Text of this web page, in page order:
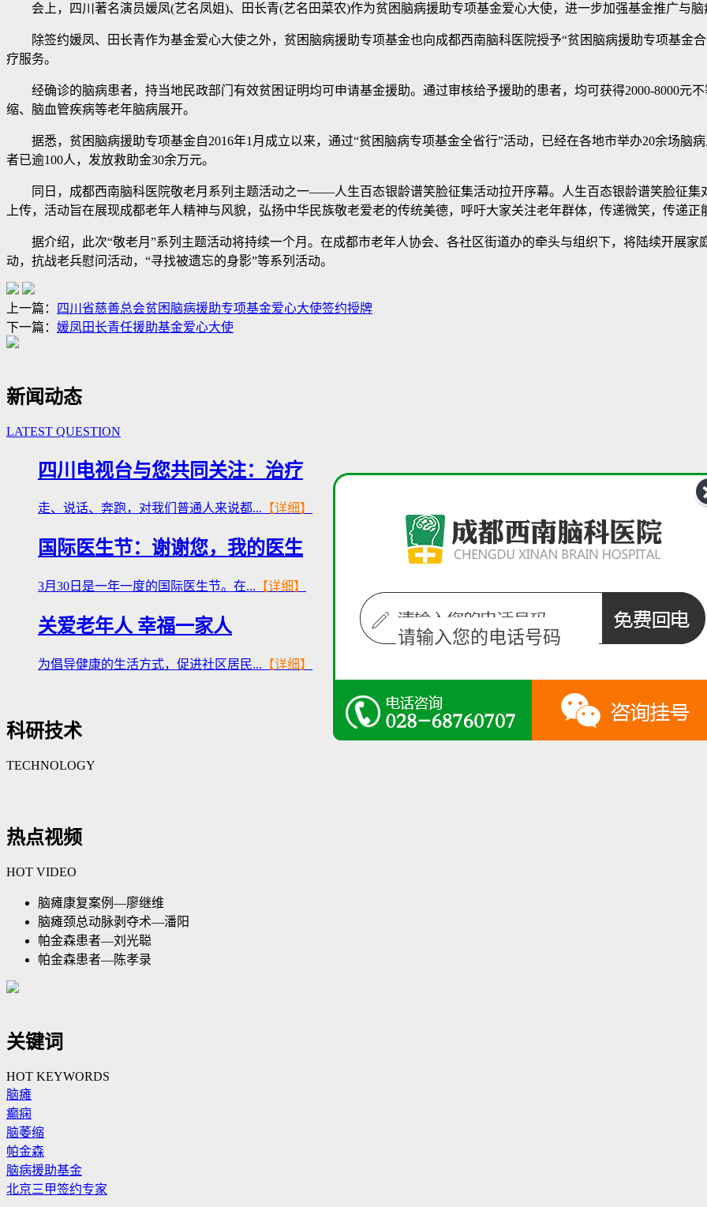
会上，四川著名演员媛凤(艺名凤姐)、田长青(艺名田菜农)作为贫困脑病援助专项基金爱心大使，进一步加强基金推广与脑
除签约媛凤、田长青作为基金爱心大使之外，贫困脑病援助专项基金也向成都西南脑科医院授予“贫困脑病援助专项基金
疗服务。
经确诊的脑病患者，持当地民政部门有效贫困证明均可申请基金援助。通过审核给予援助的患者，均可获得2000-8000元
缩、脑血管疾病等老年脑病展开。
据悉，贫困脑病援助专项基金自2016年1月成立以来，通过“贫困脑病专项基金全省行”活动，已经在各地市举办20余场脑
者已逾100人，发放救助金30余万元。
同日，成都西南脑科医院敬老月系列主题活动之一——人生百态银龄谱笑脸征集活动拉开序幕。人生百态银龄谱笑脸征集
上传，活动旨在展现成都老年人精神与风貌，弘扬中华民族敬老爱老的传统美德，呼吁大家关注老年群体，传递微笑，传递正
据介绍，此次“敬老月”系列主题活动将持续一个月。在成都市老年人协会、各社区街道办的牵头与组织下，将陆续开展家
动，抗战老兵慰问活动，“寻找被遗忘的身影”等系列活动。
上一篇：
四川省慈善总会贫困脑病援助专项基金爱心大使签约授牌
下一篇： 媛凤田长青任援助基金爱心大使
新闻动态
LATEST QUESTION
四川电视台与您共同关注：治疗
走、说话、奔跑，对我们普通人来说都... 【详细】
国际医生节：谢谢您，我的医生
3月30日是一年一度的国际医生节。在... 【详细】
关爱老年人 幸福一家人
为倡导健康的生活方式，促进社区居民... 【详细】
科研技术
TECHNOLOGY
热点视频
HOT VIDEO
脑瘫康复案例—廖继维
脑瘫颈总动脉剥夺术—潘阳
帕金森患者—刘光聪
帕金森患者—陈孝录
关键词
HOT KEYWORDS
脑瘫
癫痫
脑萎缩
帕金森
脑病援助基金
北京三甲签约专家